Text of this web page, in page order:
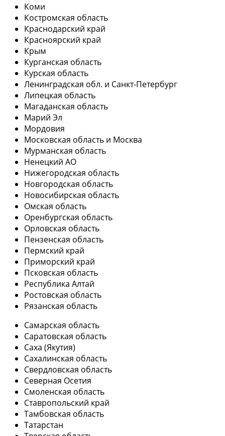
Коми
Костромская область
Краснодарский край
Красноярский край
Крым
Курганская область
Курская область
Ленинградская обл. и Санкт-Петербург
Липецкая область
Магаданская область
Марий Эл
Мордовия
Московская область и Москва
Мурманская область
Ненецкий АО
Нижегородская область
Новгородская область
Новосибирская область
Омская область
Оренбургская область
Орловская область
Пензенская область
Пермский край
Приморский край
Псковская область
Республика Алтай
Ростовская область
Рязанская область
Самарская область
Саратовская область
Саха (Якутия)
Сахалинская область
Свердловская область
Северная Осетия
Смоленская область
Ставропольский край
Тамбовская область
Татарстан